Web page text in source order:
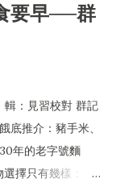
要早──群
見習校對 群記
底推介：豬手米、
年的老字號麵
擇只有幾樣：豬